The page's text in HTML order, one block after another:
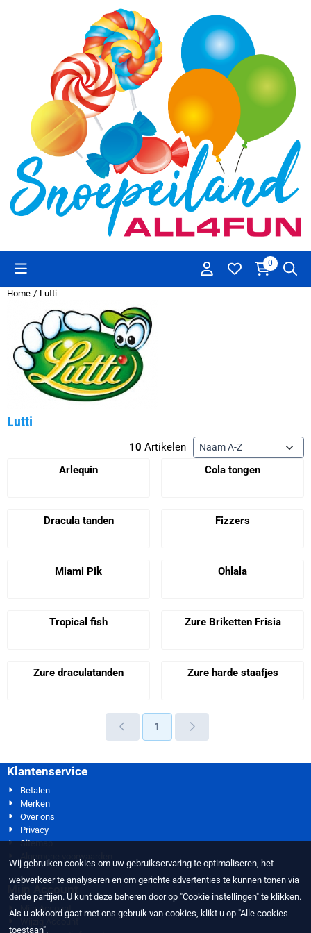
Cookievoorkeuren zijn beschikbaar. Kies instellingen of sta alle
0
Home / Lutti
Lutti
10 Artikelen Sorteermethode
Arlequin Cola tongen
Dracula tanden
Fizzers
Miami Pik
Ohlala
Tropical fish
Zure Briketten Frisia
Zure draculatanden
Zure harde staafjes
1
Klantenservice
Betalen
Merken
Over ons
Privacy
Sitemap
Mijn Account
Wijzig Account
Wij gebruiken cookies om uw gebruikservaring te optimaliseren, het
webverkeer te analyseren en om gerichte advertenties te kunnen tonen via
derde partijen. U kunt deze beheren door op "Cookie instellingen" te klikken.
Als u akkoord gaat met ons gebruik van cookies, klikt u op "Alle cookies
toestaan".